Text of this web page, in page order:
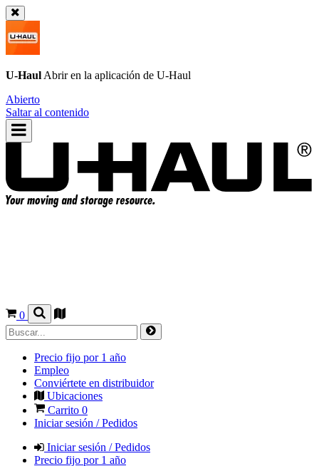
U-Haul Abrir en la aplicación de U-Haul
Abierto
Saltar al contenido
0
Precio fijo por 1 año
Empleo
Conviértete en distribuidor
Ubicaciones
Carrito 0
Iniciar sesión / Pedidos
Iniciar sesión / Pedidos
Precio fijo por 1 año